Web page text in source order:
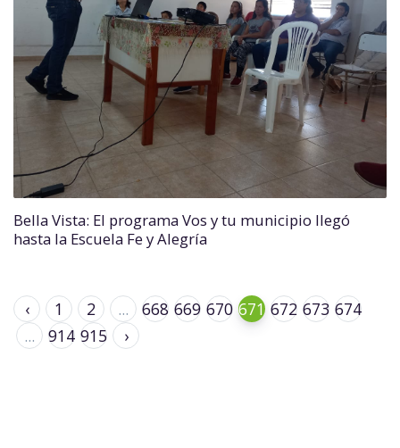
Bella Vista: El programa Vos y tu municipio llegó
hasta la Escuela Fe y Alegría
‹ 1 2 ... 668 669 670 671 672 673 674
...
914 915 ›